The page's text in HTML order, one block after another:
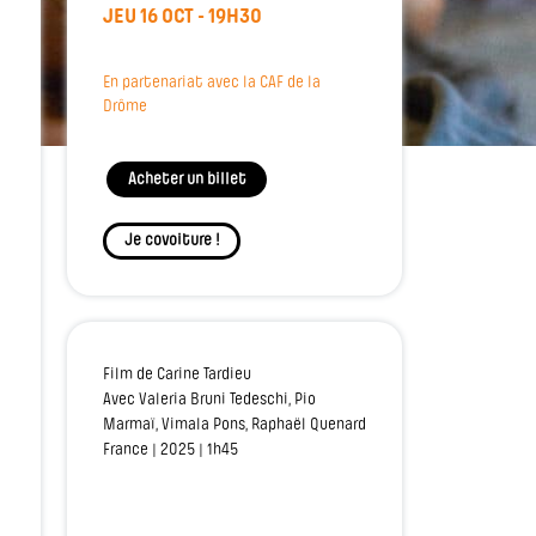
JEU 16 OCT - 19H30
En partenariat avec la CAF de la
Drôme
Acheter un billet
Je covoiture !
Film de Carine Tardieu
Avec Valeria Bruni Tedeschi, Pio
Marmaï, Vimala Pons, Raphaël Quenard
France | 2025 | 1h45